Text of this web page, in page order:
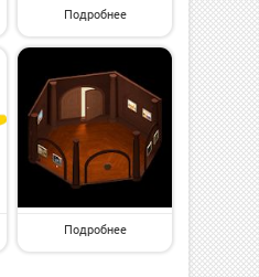
Подробнее
Подробнее